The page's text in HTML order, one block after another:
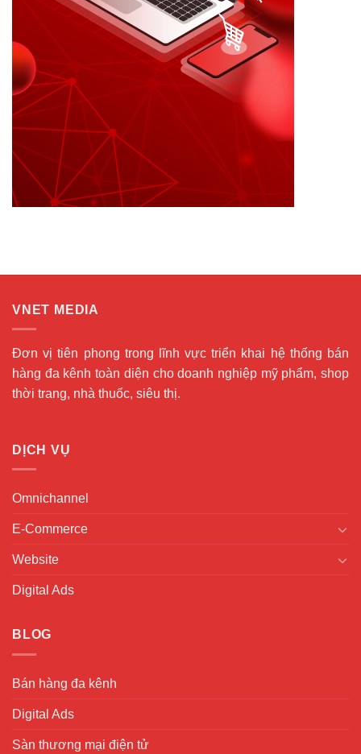
VNET MEDIA
Đơn vị tiên phong trong lĩnh vực triển khai hệ thống bán
hàng đa kênh toàn diện cho doanh nghiệp mỹ phẩm, shop
thời trang, nhà thuốc, siêu thị.
DỊCH VỤ
Omnichannel
E-Commerce
Website
Digital Ads
BLOG
Bán hàng đa kênh
Digital Ads
Sàn thương mại điện tử